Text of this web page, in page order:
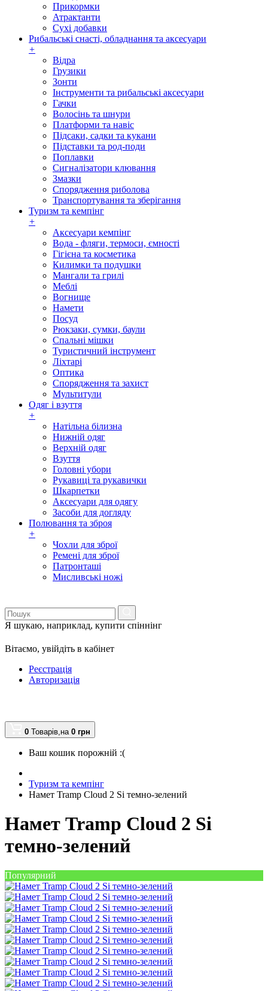
Прикормки
Атрактанти
Сухі добавки
Рибальські снасті, обладнання та аксесуари
+
Відра
Грузики
Зонти
Інструменти та рибальські аксесуари
Гачки
Волосінь та шнури
Платформи та навіс
Підсаки, садки та кукани
Підставки та род-поди
Поплавки
Сигналізатори клювання
Змазки
Спорядження риболова
Транспортування та зберігання
Туризм та кемпінг
+
Аксесуари кемпінг
Вода - фляги, термоси, ємності
Гігієна та косметика
Килимки та подушки
Мангали та грилі
Меблі
Вогнище
Намети
Посуд
Рюкзаки, сумки, баули
Спальні мішки
Туристичний інструмент
Ліхтарі
Оптика
Спорядження та захист
Мультитули
Одяг і взуття
+
Натільна білизна
Нижній одяг
Верхній одяг
Взуття
Головні убори
Рукавиці та рукавички
Шкарпетки
Аксесуари для одягу
Засоби для догляду
Полювання та зброя
+
Чохли для зброї
Ремені для зброї
Патронташі
Мисливські ножі
Я шукаю, наприклад, купити спіннінг
Вітаємо, увійдіть в кабінет
Реєстрація
Авторизація
0 Товарів,на 0 грн
Ваш кошик порожній :(
Туризм та кемпінг
Намет Tramp Cloud 2 Si темно-зелений
Намет Tramp Cloud 2 Si
темно-зелений
Популярний